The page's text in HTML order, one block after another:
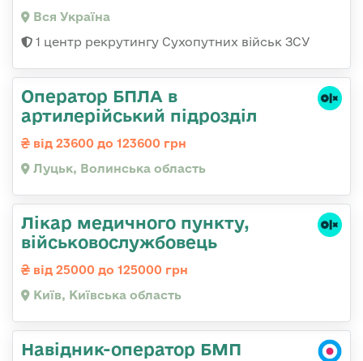
Вся Україна
1 центр рекрутингу Сухопутних військ ЗСУ
Оператор БПЛА в
артилерійський підрозділ
від 23600 до 123600 грн
Луцьк, Волинська область
Лікар медичного пункту,
військовослужбовець
від 25000 до 125000 грн
Київ, Київська область
Навідник-оператор БМП